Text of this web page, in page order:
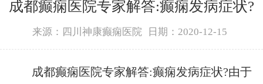
成都癫痫医院专家解答:癫痫发病症状?
来源：四川神康癫痫医院 日期：2020-12-15
成都癫痫医院专家解答:癫痫发病症状?由于